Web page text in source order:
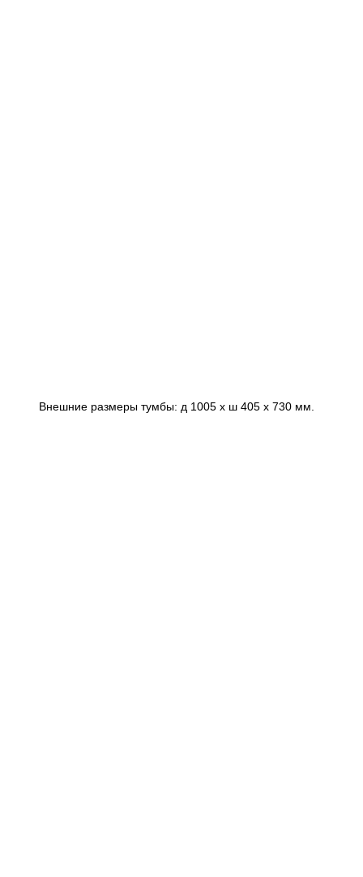
Внешние размеры тумбы: д 1005 х ш 405 х 730 мм.